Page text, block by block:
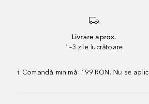
Livrare aprox.
1–3 zile lucrătoare
1 Comandă minimă: 199 RON. Nu se